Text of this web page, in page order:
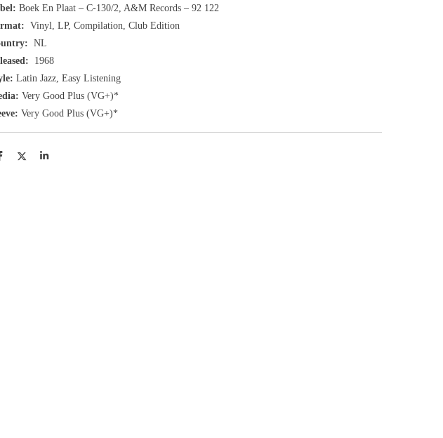
Boek En Plaat ‎– C-130/2, A&M Records ‎– 92 122
Vinyl, LP, Compilation, Club Edition
NL
1968
Latin Jazz, Easy Listening
Very Good Plus (VG+)*
Very Good Plus (VG+)*
D
S